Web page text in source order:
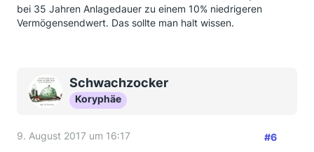
bei 35 Jahren Anlagedauer zu einem 10% niedrigeren
Vermögensendwert. Das sollte man halt wissen.
Schwachzocker
Koryphäe
9. August 2017 um 16:17 #6